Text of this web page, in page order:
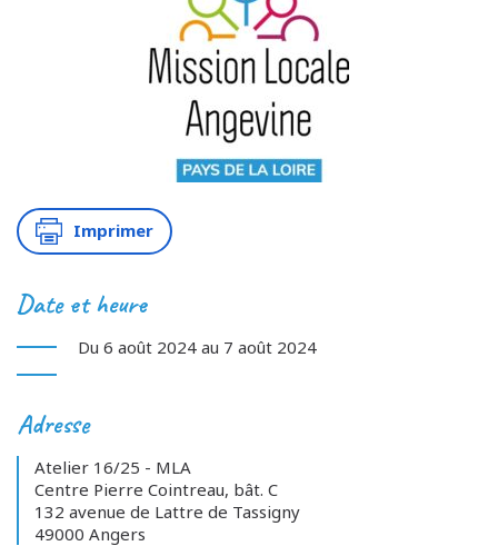
Imprimer
Date et heure
Du 6 août 2024 au 7 août 2024
Adresse
Atelier 16/25 - MLA
Centre Pierre Cointreau, bât. C
132 avenue de Lattre de Tassigny
49000 Angers